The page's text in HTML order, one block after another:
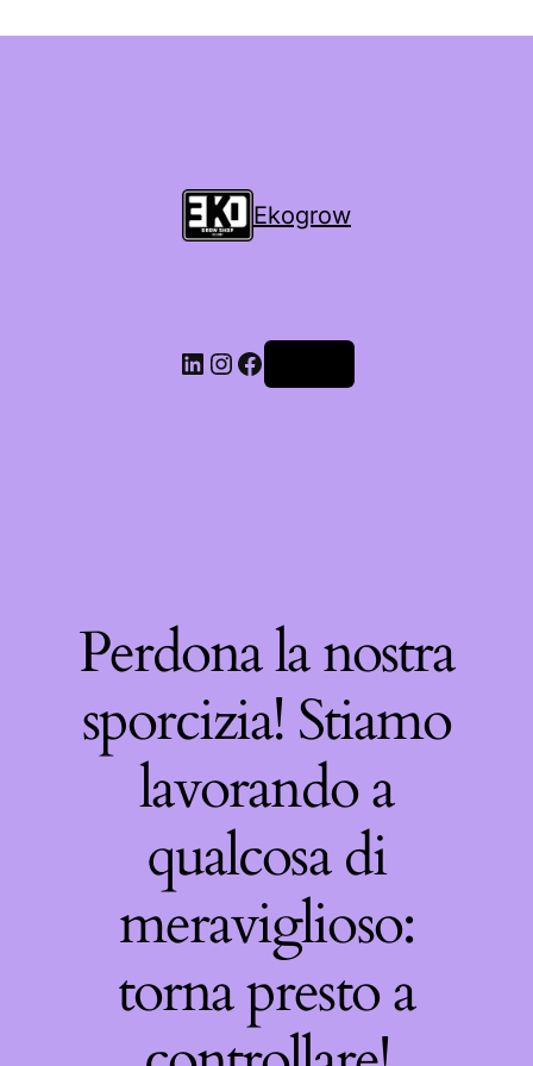
Ekogrow
Perdona la nostra
sporcizia! Stiamo
lavorando a
qualcosa di
meraviglioso:
torna presto a